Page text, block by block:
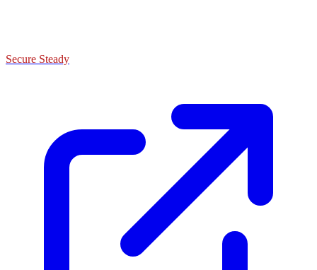
Secure Steady